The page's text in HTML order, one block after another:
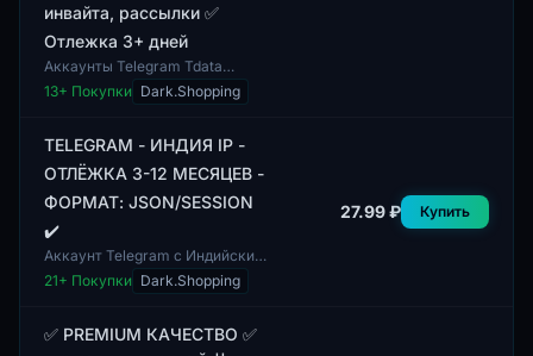
инвайта, рассылки ✅
Отлежка 3+ дней
Аккаунты Telegram Tdata
представлены с
двухфакторной
обеспечения дополнительной
безопасности....
13+ Покупки Dark.Shopping
TELEGRAM - ИНДИЯ IP -
ОТЛЁЖКА 3-12 МЕСЯЦЕВ -
ФОРМАТ: JSON/SESSION
✔️
Аккаунт Telegram с Индийским
IP, предоставляющий
возможность работы с
Формат предоставлени...
21+ Покупки Dark.Shopping
27.99 ₽ Купить
✅ PREMIUM КАЧЕСТВО ✅